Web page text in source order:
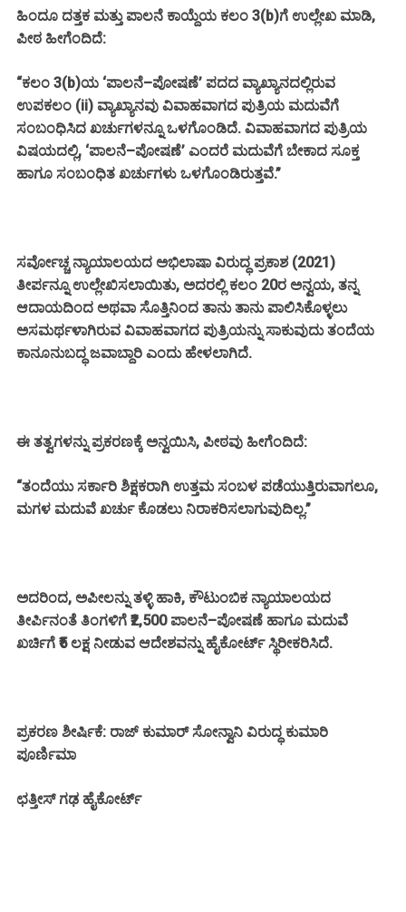
ಹಿಂದೂ ದತ್ತಕ ಮತ್ತು ಪಾಲನೆ ಕಾಯ್ದೆಯ ಕಲಂ 3(b)ಗೆ ಉಲ್ಲೇಖ ಮಾಡಿ,
ಪೀಠ ಹೀಗೆಂದಿದೆ:
“ಕಲಂ 3(b)ಯ ‘ಪಾಲನೆ–ಪೋಷಣೆ’ ಪದದ ವ್ಯಾಖ್ಯಾನದಲ್ಲಿರುವ
ಉಪಕಲಂ (ii) ವ್ಯಾಖ್ಯಾನವು ವಿವಾಹವಾಗದ ಪುತ್ರಿಯ ಮದುವೆಗೆ
ಸಂಬಂಧಿಸಿದ ಖರ್ಚುಗಳನ್ನೂ ಒಳಗೊಂಡಿದೆ. ವಿವಾಹವಾಗದ ಪುತ್ರಿಯ
ವಿಷಯದಲ್ಲಿ, ‘ಪಾಲನೆ–ಪೋಷಣೆ’ ಎಂದರೆ ಮದುವೆಗೆ ಬೇಕಾದ ಸೂಕ್ತ
ಹಾಗೂ ಸಂಬಂಧಿತ ಖರ್ಚುಗಳು ಒಳಗೊಂಡಿರುತ್ತವೆ.”
ಸರ್ವೋಚ್ಚ ನ್ಯಾಯಾಲಯದ ಅಭಿಲಾಷಾ ವಿರುದ್ಧ ಪ್ರಕಾಶ (2021)
ತೀರ್ಪನ್ನೂ ಉಲ್ಲೇಖಿಸಲಾಯಿತು, ಅದರಲ್ಲಿ ಕಲಂ 20ರ ಅನ್ವಯ, ತನ್ನ
ಆದಾಯದಿಂದ ಅಥವಾ ಸೊತ್ತಿನಿಂದ ತಾನು ತಾನು ಪಾಲಿಸಿಕೊಳ್ಳಲು
ಅಸಮರ್ಥಳಾಗಿರುವ ವಿವಾಹವಾಗದ ಪುತ್ರಿಯನ್ನು ಸಾಕುವುದು ತಂದೆಯ
ಕಾನೂನುಬದ್ಧ ಜವಾಬ್ದಾರಿ ಎಂದು ಹೇಳಲಾಗಿದೆ.
ಈ ತತ್ವಗಳನ್ನು ಪ್ರಕರಣಕ್ಕೆ ಅನ್ವಯಿಸಿ, ಪೀಠವು ಹೀಗೆಂದಿದೆ:
“ತಂದೆಯು ಸರ್ಕಾರಿ ಶಿಕ್ಷಕರಾಗಿ ಉತ್ತಮ ಸಂಬಳ ಪಡೆಯುತ್ತಿರುವಾಗಲೂ,
ಮಗಳ ಮದುವೆ ಖರ್ಚು ಕೊಡಲು ನಿರಾಕರಿಸಲಾಗುವುದಿಲ್ಲ.”
ಅದರಿಂದ, ಅಪೀಲನ್ನು ತಳ್ಳಿ ಹಾಕಿ, ಕೌಟುಂಬಿಕ ನ್ಯಾಯಾಲಯದ
ತೀರ್ಪಿನಂತೆ ತಿಂಗಳಿಗೆ ₹2,500 ಪಾಲನೆ–ಪೋಷಣೆ ಹಾಗೂ ಮದುವೆ
ಖರ್ಚಿಗೆ ₹5 ಲಕ್ಷ ನೀಡುವ ಆದೇಶವನ್ನು ಹೈಕೋರ್ಟ್ ಸ್ಥಿರೀಕರಿಸಿದೆ.
ಪ್ರಕರಣ ಶೀರ್ಷಿಕೆ: ರಾಜ್ ಕುಮಾರ್ ಸೋನ್ವಾನಿ ವಿರುದ್ಧ ಕುಮಾರಿ
ಪೂರ್ಣಿಮಾ
ಛತ್ತೀಸ್ ಗಢ ಹೈಕೋರ್ಟ್